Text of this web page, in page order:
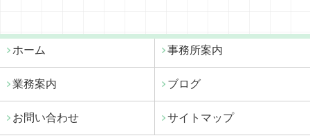
ホーム 事務所案内
業務案内 ブログ
お問い合わせ サイトマップ